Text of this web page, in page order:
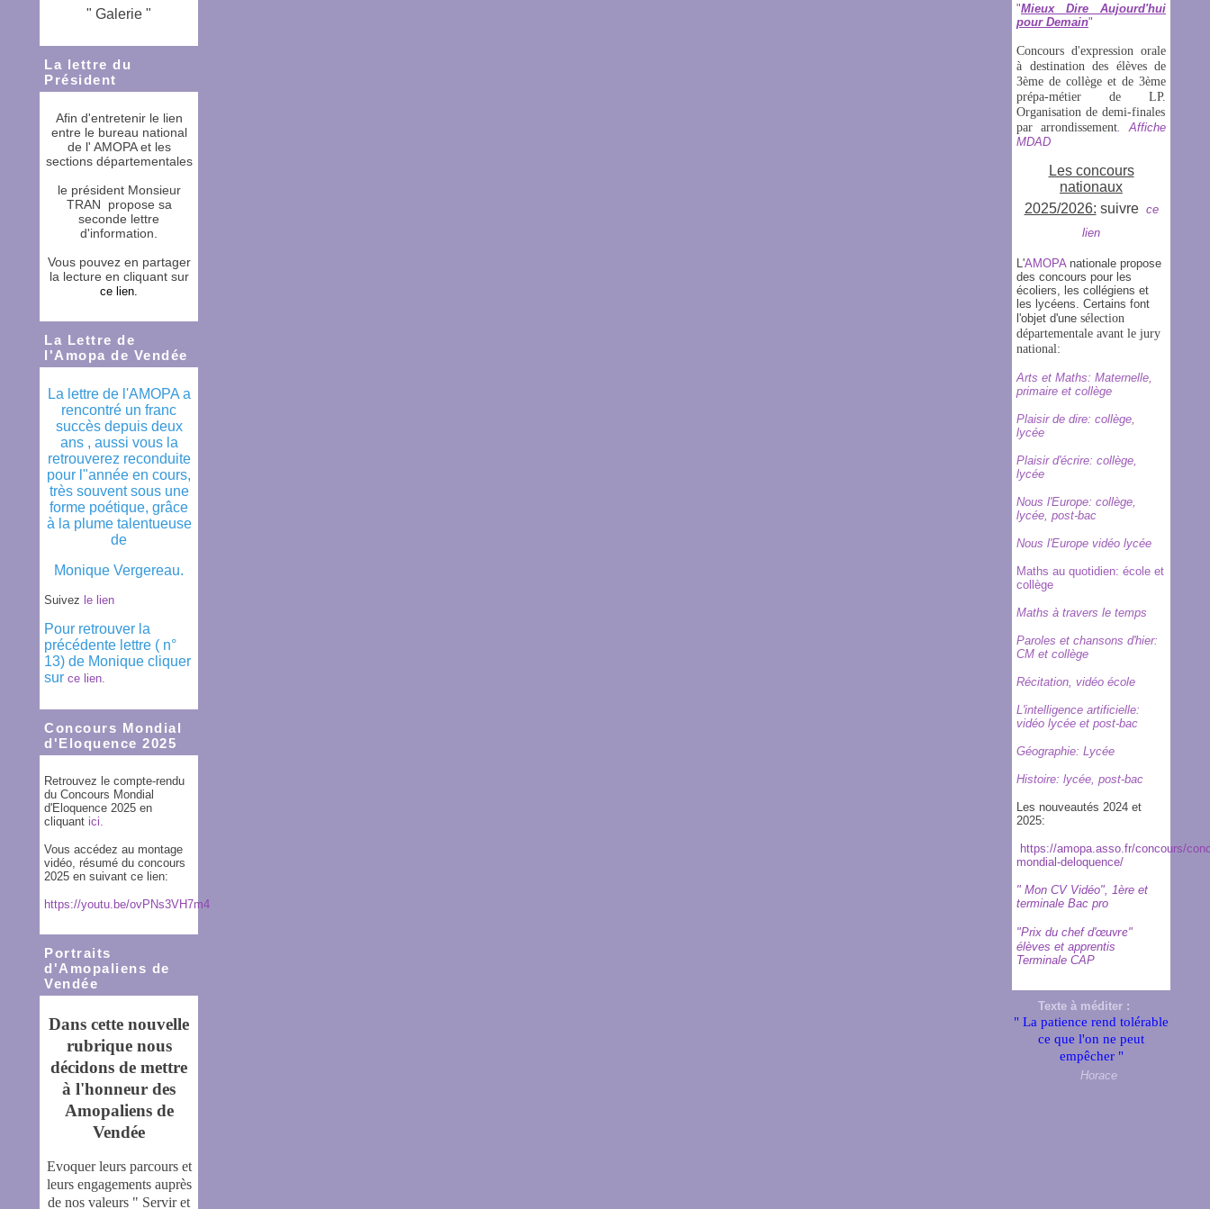
" Galerie "
La lettre du
Président
Afin d'entretenir le lien
entre le bureau national
de l' AMOPA et les
sections départementales
le président Monsieur
TRAN propose sa
seconde lettre
d'information.
Vous pouvez en partager
la lecture en cliquant sur
ce lien
La Lettre de
l'Amopa de Vendée
La lettre de l'AMOPA a
rencontré un franc
succès depuis deux
ans , aussi vous la
retrouverez reconduite
pour l"année en cours,
très souvent sous une
forme poétique, grâce
à la plume talentueuse
de
Monique Vergereau.
Suivez le lien
Pour retrouver la
précédente lettre ( n°
13) de Monique cliquer
sur ce lien.
Concours Mondial
d'Eloquence 2025
Retrouvez le compte-rendu
du Concours Mondial
d'Eloquence 2025 en
cliquant ici.
Vous accédez au montage
vidéo, résumé du concours
2025 en suivant ce lien:
https://youtu.be/ovPNs3VH7m4
Portraits
d'Amopaliens de
Vendée
Dans cette nouvelle
rubrique nous
décidons de mettre
à l'honneur des
Amopaliens de
Vendée
Evoquer leurs parcours et
leurs engagements auprès
de nos valeurs " Servir et
"Mieux Dire Aujourd'hui
pour Demain"
Concours d'expression orale
à destination des élèves de
3ème de collège et de 3ème
prépa-métier de LP.
Organisation de demi-finales
par arrondissement
Affiche
MDAD
Les concours
nationaux
2025/2026: suivre ce
lien
L'AMOPA nationale propose
des concours pour les
écoliers, les collégiens et
les lycéens. Certains font
l'objet d'une sélection
départementale avant le jury
national:
Arts et Maths: Maternelle,
primaire et collège
Plaisir de dire: collège,
lycée
Plaisir d'écrire: collège,
lycée
Nous l'Europe: collège,
lycée, post-bac
Nous l'Europe vidéo lycée
Maths au quotidien: école et
collège
Maths à travers le temps
Paroles et chansons d'hier:
CM et collège
Récitation, vidéo école
L'intelligence artificielle:
vidéo lycée et post-bac
Géographie: Lycée
Histoire: lycée, post-bac
Les nouveautés 2024 et
2025:
https://amopa.asso.fr/concours/
mondial-deloquence/
" Mon CV Vidéo", 1ère et
terminale Bac pro
"Prix du chef d'œuvre"
élèves et apprentis
Terminale CAP
Texte à méditer :
" La patience rend tolérable
ce que l'on ne peut
empêcher "
Horace